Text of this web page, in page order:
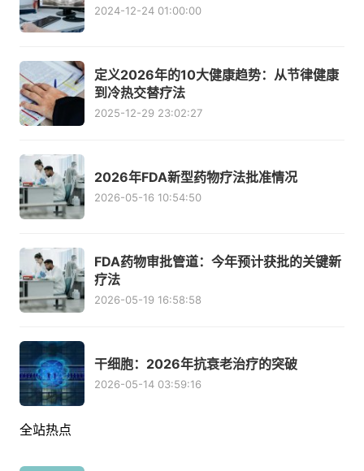
2024-12-24 01:00:00
定义2026年的10大健康趋势：从节律健康
到冷热交替疗法
2025-12-29 23:02:27
2026年FDA新型药物疗法批准情况
2026-05-16 10:54:50
FDA药物审批管道：今年预计获批的关键新
疗法
2026-05-19 16:58:58
干细胞：2026年抗衰老治疗的突破
2026-05-14 03:59:16
全站热点